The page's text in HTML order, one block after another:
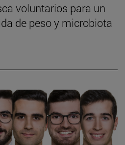
voluntarios para un
de peso y microbiota